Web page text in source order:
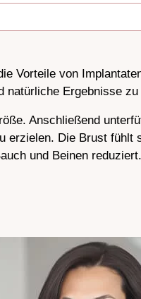
Vorteile von
natürliche Ergebnisse
Anschließend
erzielen. Die Brust fühlt
und Beinen reduziert.